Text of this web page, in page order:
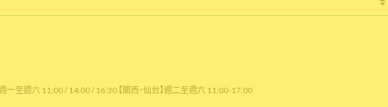
一至週六 11:00 / 14:00 / 16:30 【關西・仙台】週二至週六 11:00-17:00